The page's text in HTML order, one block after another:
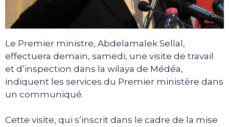
Le Premier ministre, Abdelamalek Sellal,
effectuera demain, samedi, une visite de travail
et d’inspection dans la wilaya de Médéa,
indiquent les services du Premier ministère dans
un communiqué.
Cette visite, qui s’inscrit dans le cadre de la mise